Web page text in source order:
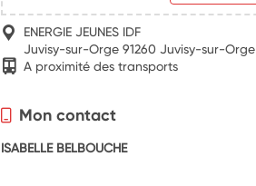
ENERGIE JEUNES IDF
Juvisy-sur-Orge 91260 Juvisy-sur-Orge
A proximité des transports
Mon contact
ISABELLE BELBOUCHE